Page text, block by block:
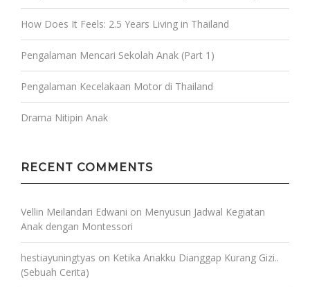
How Does It Feels: 2.5 Years Living in Thailand
Pengalaman Mencari Sekolah Anak (Part 1)
Pengalaman Kecelakaan Motor di Thailand
Drama Nitipin Anak
RECENT COMMENTS
Vellin Meilandari Edwani on Menyusun Jadwal Kegiatan
Anak dengan Montessori
hestiayuningtyas on Ketika Anakku Dianggap Kurang Gizi..
(Sebuah Cerita)